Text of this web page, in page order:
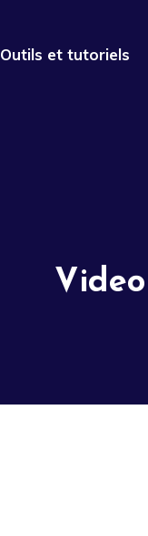
Outils et tutoriels